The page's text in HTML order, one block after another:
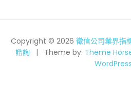
Copyright © 2026 徵信公司業界指
諮詢
Theme by: Theme
WordPress